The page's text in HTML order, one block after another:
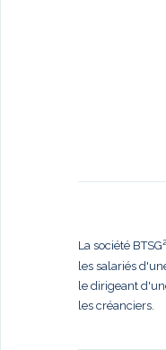
La société
les salariés
le dirigeant
les créanciers.